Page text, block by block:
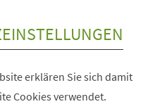
erklären Sie sich damit
Cookies verwendet.